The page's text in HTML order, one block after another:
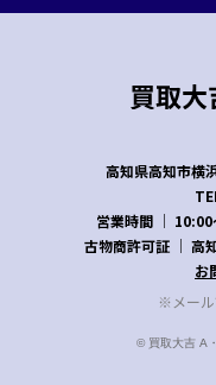
高知県高知市横
営業時間 │ 10:00
古物商許可証 │ 高
お
※メー
© 買取大吉 A